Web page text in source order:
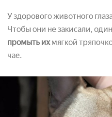
У здорового животного
Чтобы они не закисали,
промыть ихмягкой
чае.